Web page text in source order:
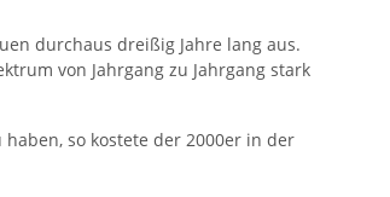
durchaus dreißig Jahre lang aus.
von Jahrgang zu Jahrgang stark
so kostete der 2000er in der